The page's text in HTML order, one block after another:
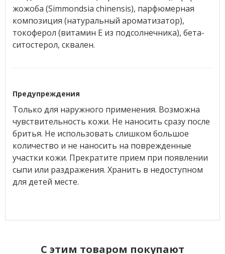
жожоба (Simmondsia chinensis), парфюмерная
композиция (натуральный ароматизатор),
токоферол (витамин Е из подсолнечника), бета-
ситостерол, сквален.
Предупреждения
Только для наружного применения. Возможна
чувствительность кожи. Не наносить сразу после
бритья. Не использовать слишком большое
количество и не наносить на поврежденные
участки кожи. Прекратите прием при появлении
сыпи или раздражения. Хранить в недоступном
для детей месте.
C этим товаром покупают